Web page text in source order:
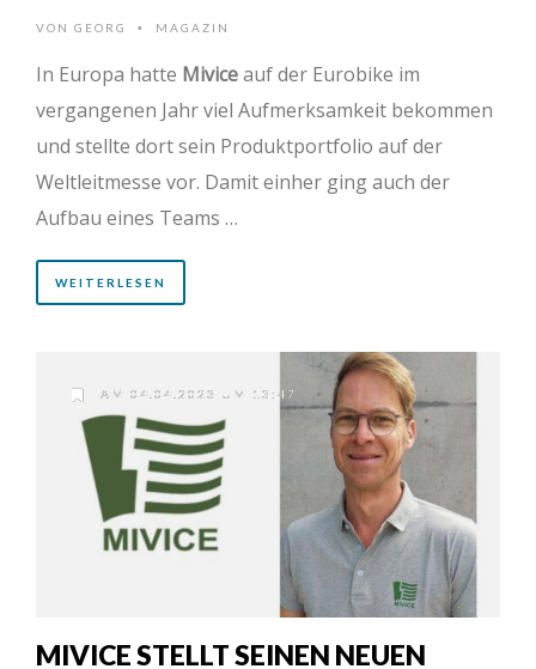
VON GEORG • MAGAZIN
In Europa hatte Miviceauf der Eurobike im
vergangenen Jahr viel Aufmerksamkeit bekommen
und stellte dort sein Produktportfolio auf der
Weltleitmesse vor. Damit einher ging auch der
Aufbau eines Teams …
WEITERLESEN
AM 04.04.2023 UM 13:47
MIVICE STELLT SEINEN NEUEN